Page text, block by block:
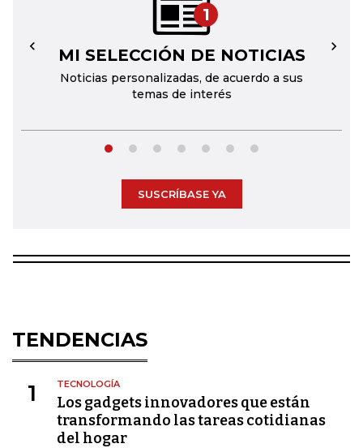
1
MI SELECCIÓN DE NOTICIAS
Noticias personalizadas, de acuerdo a sus
temas de interés
← →
SUSCRÍBASE YA
TENDENCIAS
1 TECNOLOGÍA
Los gadgets innovadores que están
transformando las tareas cotidianas
del hogar